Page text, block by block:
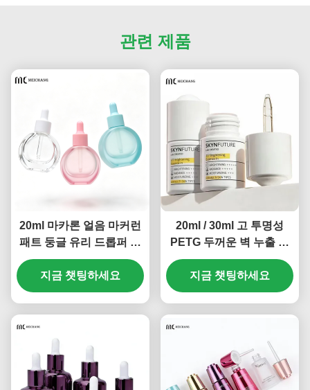
관련 제품
20ml 마카론 얼음 마커런
패트 둥글 유리 드롭퍼 병
바리어 수리 세럼 ((MC-
617)
지금 챗팅하세요
20ml / 30ml 고 투명성
PETG 두꺼운 벽 누출 방
지 방울 병 (MC-616)
지금 챗팅하세요